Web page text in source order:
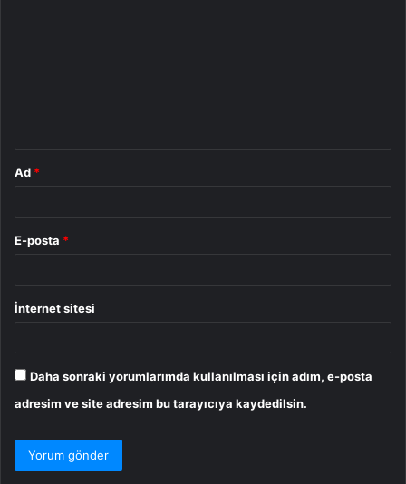
Ad *
E-posta *
İnternet sitesi
Daha sonraki yorumlarımda kullanılması için adım, e-posta
adresim ve site adresim bu tarayıcıya kaydedilsin.